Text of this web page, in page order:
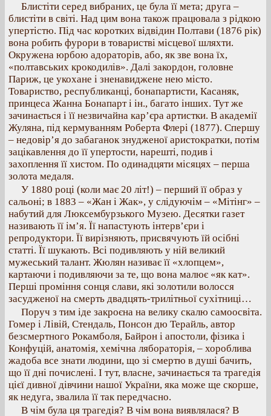
Блистіти серед вибраних, це була її мета; друга –
блистіти в світі. Над цим вона також працювала з рідкою
упертістю. Під час коротких відвідин Полтави (1876 рік)
вона робить фурори в товаристві місцевої шляхти.
Окружена юрбою адораторів, або, як зве вона їх,
«полтавських крокодилів». Далі закордон, головне
Париж, це укохане і зненавиджене нею місто.
Товариство, республиканці, бонапартисти, Касаняк,
принцеса Жанна Бонапарт і ін., багато інших. Тут же
зачинається і її незвичайна кар’єра артистки. В академії
Жуляна, під кермуванням Роберта Флері (1877). Спершу
– недовір’я до забаганок знудженої аристократки, потім
зацікавлення до її упертости, нарешті, подив і
захоплення її хистом. По одинадцяти місяцях – перша
золота медаля.
У 1880 році (коли має 20 літ!) – перший її образ у
сальоні; в 1883 – «Жан і Жак», у слідуючім – «Мітінг» –
набутий для Люксембурзького Музею. Десятки газет
називають її ім’я. Її напастують інтерв’єри і
репродуктори. Її вирізняють, присвячують їй осібні
статті. Її шукають. Всі подивляють у ній великий
мужеський талант. Жюлян називає її «хлопцем»,
картаючи і подивляючи за те, що вона малює «як кат».
Перші проміння сонця слави, які золотили волосся
засудженої на смерть двадцять-трилітньої сухітниці…
Поруч з тим іде закроєна на велику скалю самоосвіта.
Гомер і Лівій, Стендаль, Понсон дю Терайль, автор
безсмертного Рокамболя, Байрон і апостоли, фізика і
Конфуцій, анатомія, хемічна лябораторія, – хороблива
жадоба все знати людини, що зі смертю в душі бачить,
що її дні почислені. І тут, власне, зачинається та трагедія
цієї дивної дівчини нашої України, яка може ще скорше,
як недуга, звалила її так передчасно.
В чім була ця трагедія? В чім вона виявлялася? В